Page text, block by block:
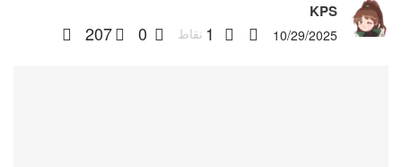
KPS
10/29/2025
1 نقاط 0
207